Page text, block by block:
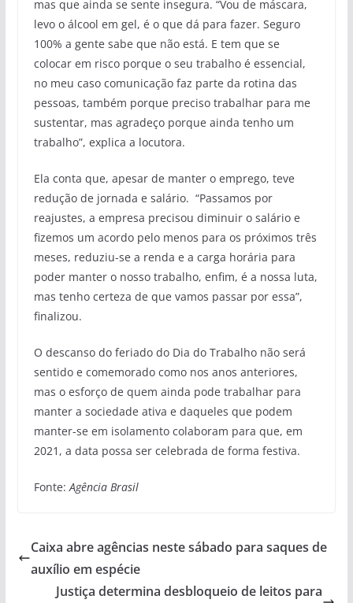
mas que ainda se sente insegura. “Vou de máscara,
levo o álcool em gel, é o que dá para fazer. Seguro
100% a gente sabe que não está. E tem que se
colocar em risco porque o seu trabalho é essencial,
no meu caso comunicação faz parte da rotina das
pessoas, também porque preciso trabalhar para me
sustentar, mas agradeço porque ainda tenho um
trabalho”, explica a locutora.
Ela conta que, apesar de manter o emprego, teve
redução de jornada e salário. “Passamos por
reajustes, a empresa precisou diminuir o salário e
fizemos um acordo pelo menos para os próximos três
meses, reduziu-se a renda e a carga horária para
poder manter o nosso trabalho, enfim, é a nossa luta,
mas tenho certeza de que vamos passar por essa”,
finalizou.
O descanso do feriado do Dia do Trabalho não será
sentido e comemorado como nos anos anteriores,
mas o esforço de quem ainda pode trabalhar para
manter a sociedade ativa e daqueles que podem
manter-se em isolamento colaboram para que, em
2021, a data possa ser celebrada de forma festiva.
Fonte:Agência Brasil
Caixa abre agências neste sábado para saques de
auxílio em espécie
Justiça determina desbloqueio de leitos para